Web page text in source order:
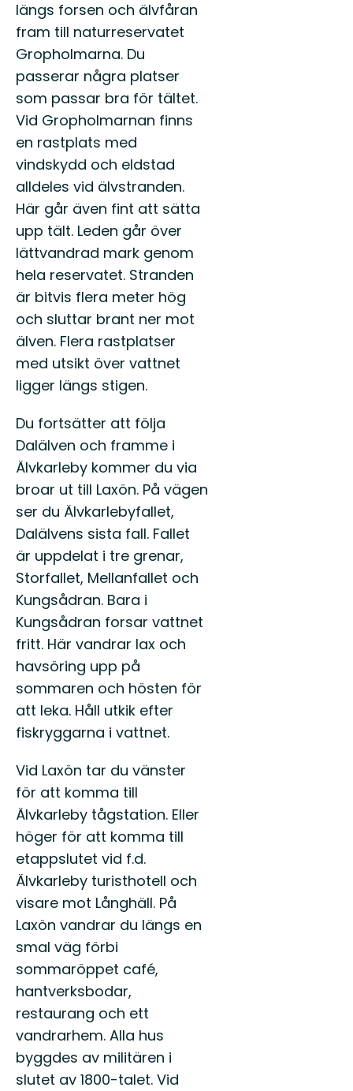
längs forsen och älvfåran
fram till naturreservatet
Gropholmarna. Du
passerar några platser
som passar bra för tältet.
Vid Gropholmarnan finns
en rastplats med
vindskydd och eldstad
alldeles vid älvstranden.
Här går även fint att sätta
upp tält. Leden går över
lättvandrad mark genom
hela reservatet. Stranden
är bitvis flera meter hög
och sluttar brant ner mot
älven. Flera rastplatser
med utsikt över vattnet
ligger längs stigen.
Du fortsätter att följa
Dalälven och framme i
Älvkarleby kommer du via
broar ut till Laxön. På vägen
ser du Älvkarlebyfallet,
Dalälvens sista fall. Fallet
är uppdelat i tre grenar,
Storfallet, Mellanfallet och
Kungsådran. Bara i
Kungsådran forsar vattnet
fritt. Här vandrar lax och
havsöring upp på
sommaren och hösten för
att leka. Håll utkik efter
fiskryggarna i vattnet.
Vid Laxön tar du vänster
för att komma till
Älvkarleby tågstation. Eller
höger för att komma till
etappslutet vid f.d.
Älvkarleby turisthotell och
visare mot Långhäll. På
Laxön vandrar du längs en
smal väg förbi
sommaröppet café,
hantverksbodar,
restaurang och ett
vandrarhem. Alla hus
byggdes av militären i
slutet av 1800-talet. Vid